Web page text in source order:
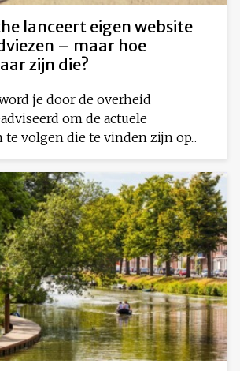
lanceert eigen website
– maar hoe
zijn die?
je door de overheid
om de actuele
te volgen die te vinden zijn op...